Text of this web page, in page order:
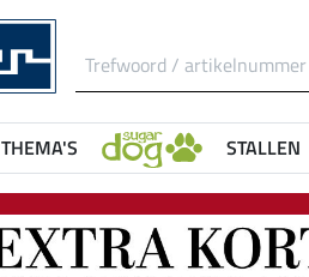
THEMA'S STALLEN